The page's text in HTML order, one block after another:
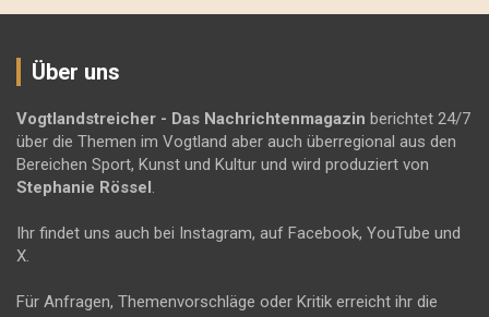
Über uns
Vogtlandstreicher - Das Nachrichtenmagazin berichtet 24/7
über die Themen im Vogtland aber auch überregional aus den
Bereichen Sport, Kunst und Kultur und wird produziert von
Stephanie Rössel .
Ihr findet uns auch bei Instagram, auf Facebook, YouTube und
X.
Für Anfragen, Themenvorschläge oder Kritik erreicht ihr die